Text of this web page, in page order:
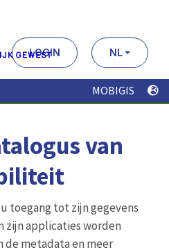
LOGIN NL
MOBIGIS
van
toegang tot zijn gegevens
zijn applicaties worden
de metadata en meer